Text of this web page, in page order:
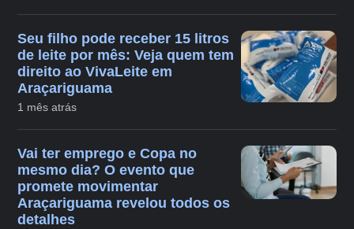
Seu filho pode receber 15 litros
de leite por mês: Veja quem tem
direito ao VivaLeite em
Araçariguama
1 mês atrás
Vai ter emprego e Copa no
mesmo dia? O evento que
promete movimentar
Araçariguama revelou todos os
detalhes